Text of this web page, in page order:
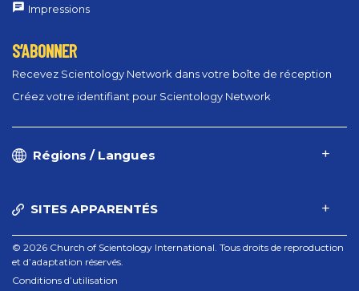
Impressions
S’ABONNER
Recevez Scientology Network dans votre boîte de réception
Créez votre identifiant pour Scientology Network
Régions / Langues
SITES APPARENTÉS
© 2026 Church of Scientology International. Tous droits de reproduction
et d’adaptation réservés.
Conditions d’utilisation